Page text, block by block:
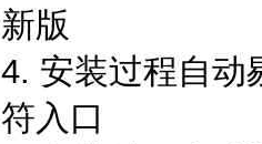
新版
4. 安装过程自动
符入口